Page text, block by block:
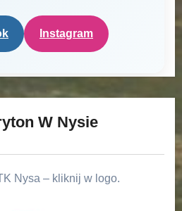
Instagram
W Nysie
Nysa – kliknij w logo.